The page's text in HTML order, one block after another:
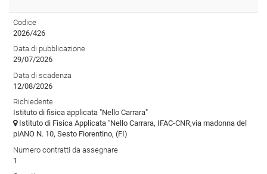
Codice
2026/426
Data di pubblicazione
29/07/2026
Data di scadenza
12/08/2026
Richiedente
Istituto di fisica applicata "Nello Carrara"
Istituto di Fisica Applicata "Nello Carrara, IFAC-CNR,via madonna del
piANO N. 10, Sesto Fiorentino, (FI)
Numero contratti da assegnare
1